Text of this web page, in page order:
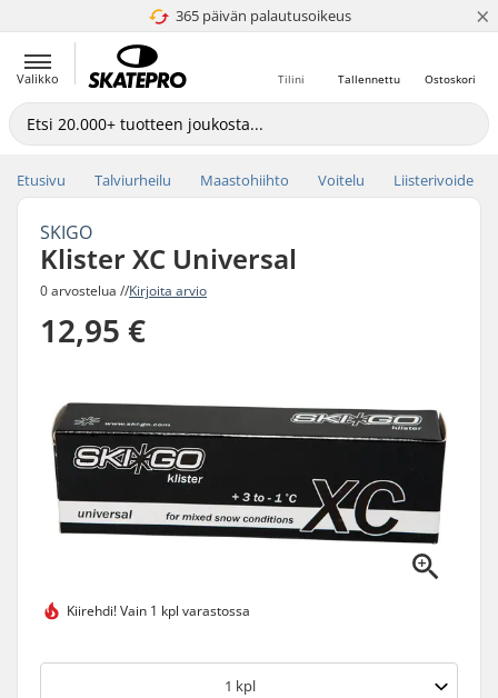
365 päivän palautusoikeus
4.8 / 5 ×
Valikko Ostoskori
Tallennettu
Tilini
Etusivu Talviurheilu Maastohiihto Voitelu Liisterivoide
SKIGO
Klister XC Universal
0 arvostelua //Kirjoita arvio
12,95 €
Kiirehdi!Vain 1 kpl varastossa
1 kpl